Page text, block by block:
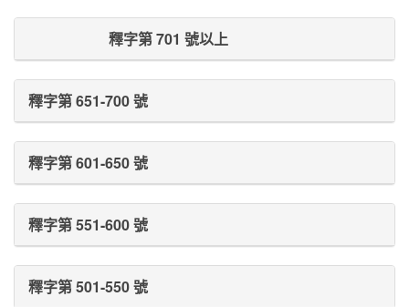
Prev Post Next Post
釋字第 701 號以上
釋字第 651-700 號
釋字第 601-650 號
釋字第 551-600 號
釋字第 501-550 號